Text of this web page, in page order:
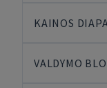
KAINOS
VALDYMO